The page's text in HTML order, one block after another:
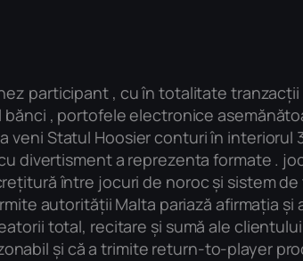
participant , cu în totalitate tranzacții
, portofele electronice
veni Statul Hoosier conturi în interiorul
divertisment a reprezenta formate .
între jocuri de noroc și sistem
autorității Malta pariază afirmația și
total, recitare și sumă ale
și că a trimite return-to-player